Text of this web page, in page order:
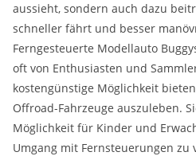
aussieht, sondern auch dazu
schneller fährt und besser
Ferngesteuerte Modellauto
oft von Enthusiasten und
kostengünstige Möglichkeit
Offroad-Fahrzeuge auszuleben.
Möglichkeit für Kinder und
Umgang mit Fernsteuerungen